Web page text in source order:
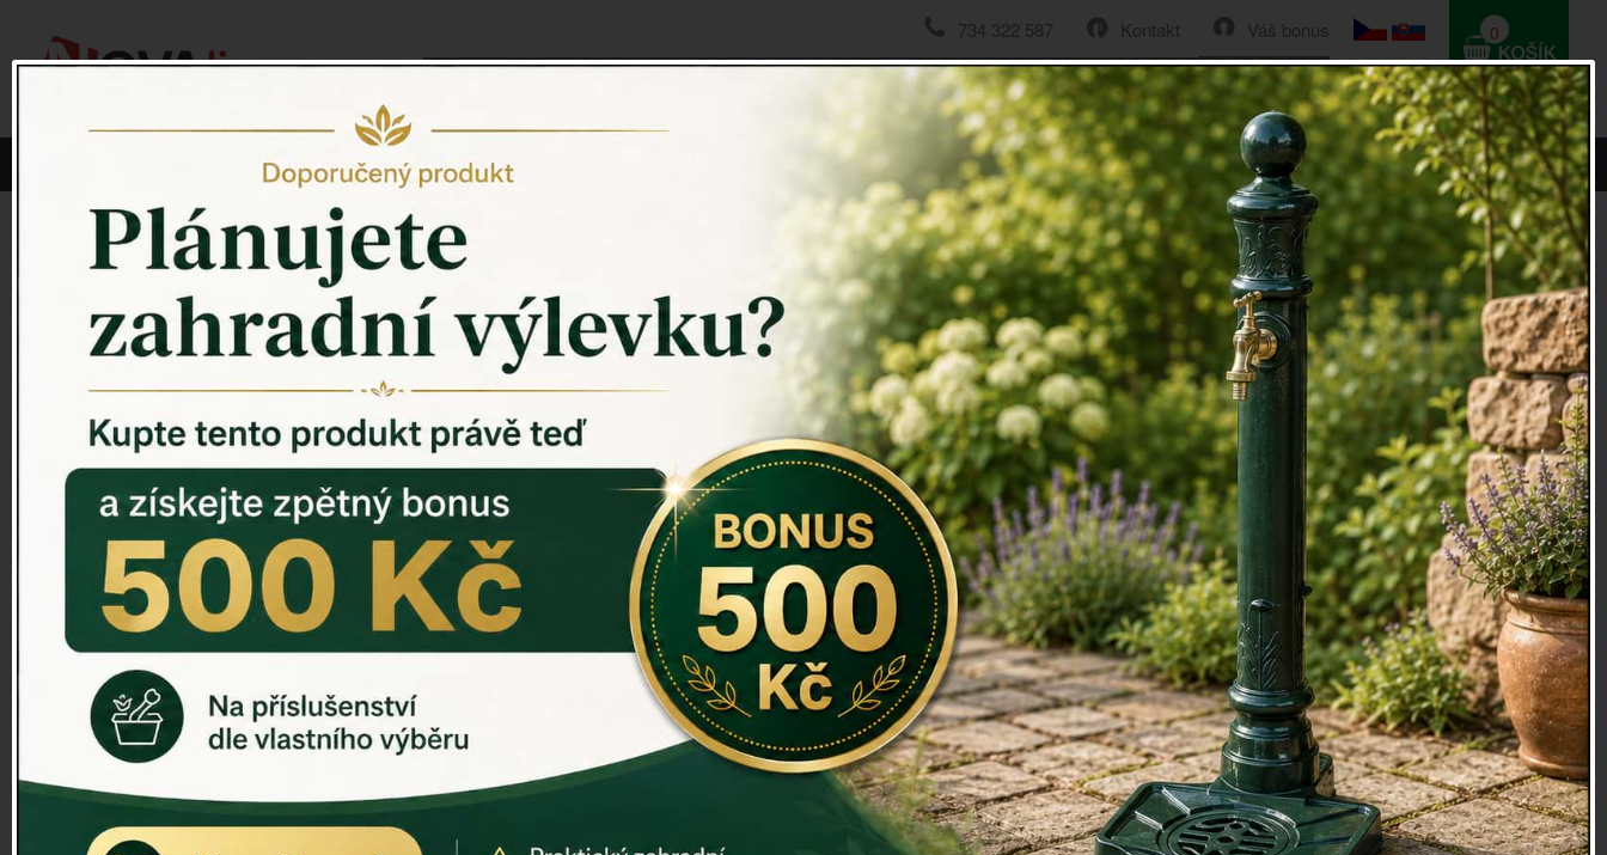
Váš bonus
Kontakt
734 322 587
HLEDAT
0
0 Kč
Vyberte si kategorii: NOVINKY
PÍTKO PRO PTÁKY
ZAHRADNÍ SOCHY
ZAHRADNÍ UMYVADLA
PTAČÍ BUDKY
Litinové škrabáky na boty
DEKORACE NA HROB
RETRO KONZOLE
Domovní čísla - litina
DEKORACE NA ZEĎ
ZVONKOHRA
ZVONY A ZVONKY
PTAČÍ KRMÍTKA
SLUNEČNÍ HODINY
Dózy na brambory a zeleninu
VÝPRODEJ - poslední kusy
Andělé, něžné sošky
Aroma lampy
Buddha soška
BUDKY PRO SÝKORKY
Budky pro vrabce
Venkovský domov